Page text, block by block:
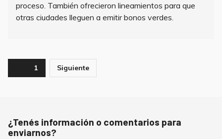
proceso. También ofrecieron lineamientos para que
otras ciudades lleguen a emitir bonos verdes.
Paginación
de
Page1 Siguiente
¿Tenés información o comentarios para
enviarnos?